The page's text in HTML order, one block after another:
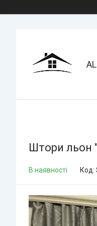
Штори льон
В наявності Код: